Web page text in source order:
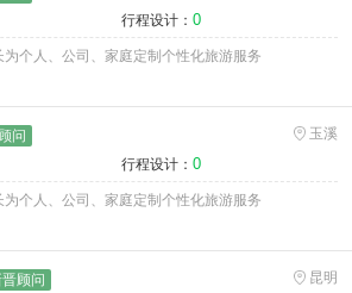
行程设计： 0
个人、公司、家庭定制个性化旅游服务
问
玉溪
行程设计： 0
个人、公司、家庭定制个性化旅游服务
晋顾问
昆明